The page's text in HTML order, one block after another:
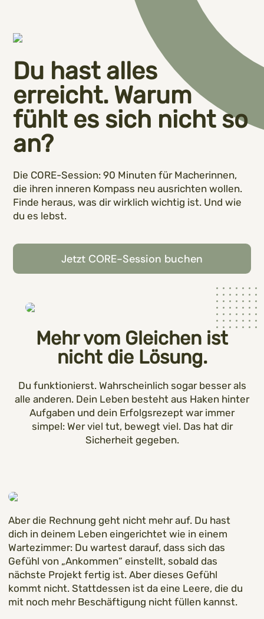
Du hast alles
erreicht. Warum
fühlt es sich nicht so
an?
Die CORE-Session: 90 Minuten für Macherinnen,
die ihren inneren Kompass neu ausrichten wollen.
Finde heraus, was dir wirklich wichtig ist. Und wie
du es lebst.
Jetzt CORE-Session buchen
Mehr vom Gleichen ist
nicht die Lösung.
Du funktionierst. Wahrscheinlich sogar besser als
alle anderen. Dein Leben besteht aus Haken hinter
Aufgaben und dein Erfolgsrezept war immer
simpel: Wer viel tut, bewegt viel. Das hat dir
Sicherheit gegeben.
Aber die Rechnung geht nicht mehr auf. Du hast
dich in deinem Leben eingerichtet wie in einem
Wartezimmer: Du wartest darauf, dass sich das
Gefühl von „Ankommen“ einstellt, sobald das
nächste Projekt fertig ist. Aber dieses Gefühl
kommt nicht. Stattdessen ist da eine Leere, die du
mit noch mehr Beschäftigung nicht füllen kannst.